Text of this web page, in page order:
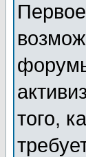
того,